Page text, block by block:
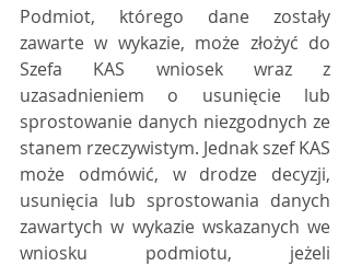
Podmiot, którego dane zostały
zawarte w wykazie, może złożyć do
Szefa KAS wniosek wraz z
uzasadnieniem o usunięcie lub
sprostowanie danych niezgodnych ze
stanem rzeczywistym. Jednak szef KAS
może odmówić, w drodze decyzji,
usunięcia lub sprostowania danych
zawartych w wykazie wskazanych we
wniosku podmiotu, jeżeli